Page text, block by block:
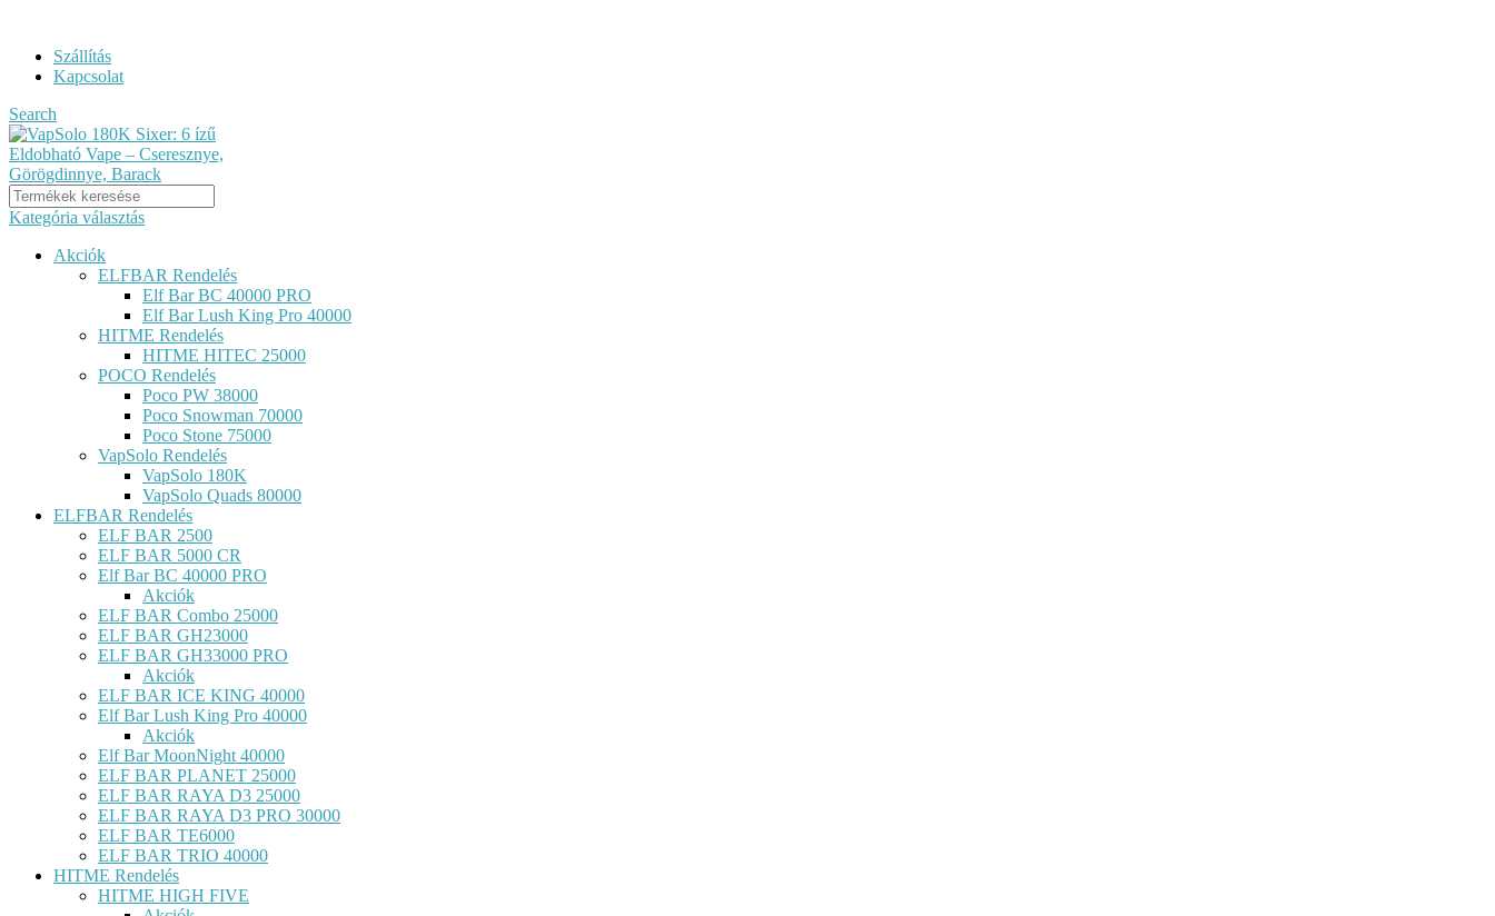
Szállítás
Kapcsolat
Search
Kategória választás
Akciók
ELFBAR Rendelés
Elf Bar BC 40000 PRO
Elf Bar Lush King Pro 40000
HITME Rendelés
HITME HITEC 25000
POCO Rendelés
Poco PW 38000
Poco Snowman 70000
Poco Stone 75000
VapSolo Rendelés
VapSolo 180K
VapSolo Quads 80000
ELFBAR Rendelés
ELF BAR 2500
ELF BAR 5000 CR
Elf Bar BC 40000 PRO
Akciók
ELF BAR Combo 25000
ELF BAR GH23000
ELF BAR GH33000 PRO
Akciók
ELF BAR ICE KING 40000
Elf Bar Lush King Pro 40000
Akciók
Elf Bar MoonNight 40000
ELF BAR PLANET 25000
ELF BAR RAYA D3 25000
ELF BAR RAYA D3 PRO 30000
ELF BAR TE6000
ELF BAR TRIO 40000
HITME Rendelés
HITME HIGH FIVE